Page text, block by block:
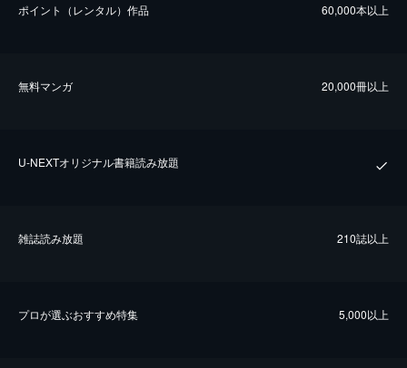
ポイント（レンタル）作品 60,000本以上
無料マンガ 20,000冊以上
U-NEXTオリジナル書籍読み放題
雑誌読み放題 210誌以上
プロが選ぶおすすめ特集 5,000以上